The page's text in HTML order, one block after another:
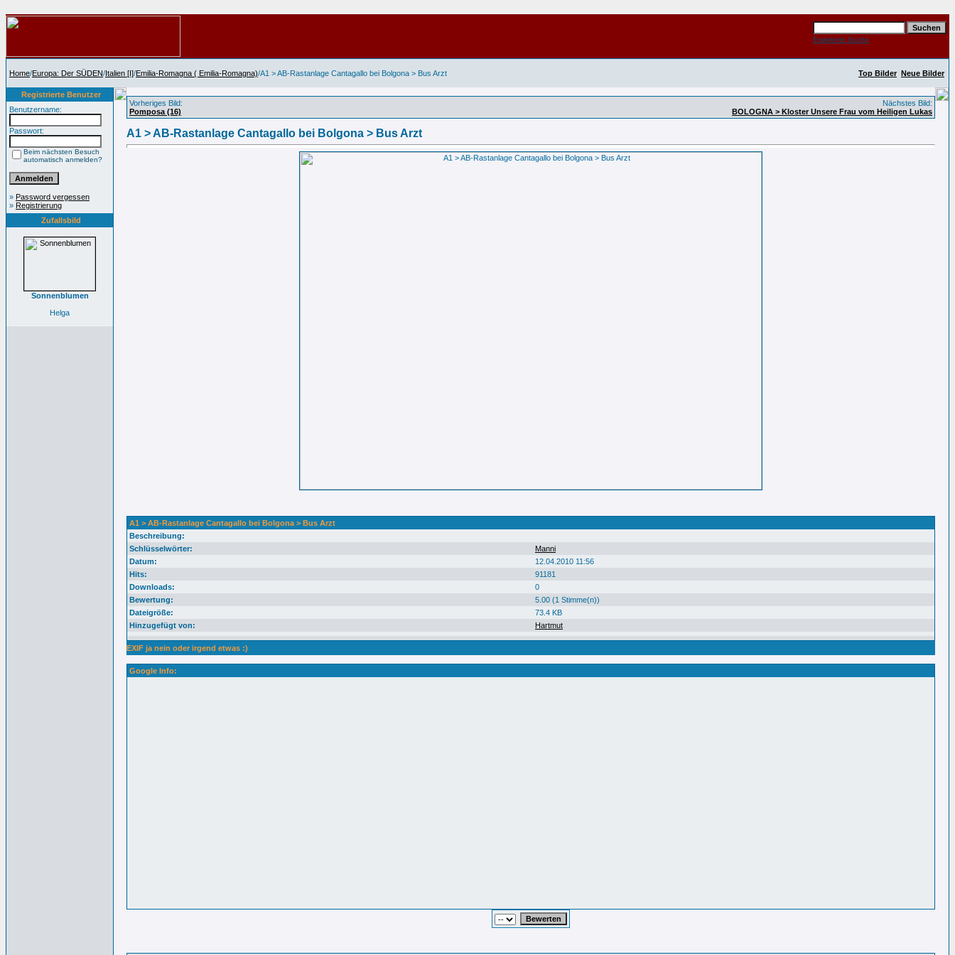
Erweiterte Suche
Home/Europa: Der SÜDEN/Italien [I]/Emilia-Romagna ( Emilia-Romagna)/A1 > AB-Rastanlage Cantagallo bei Bolgona > Bus Arzt Top Bilder Neue Bilder
Registrierte Benutzer
Benutzername:
Passwort:
Beim nächsten Besuch
automatisch anmelden?
» Password vergessen
» Registrierung
Zufallsbild
Sonnenblumen
Helga
Vorheriges Bild:
Pomposa (16)
Nächstes Bild:
BOLOGNA > Kloster Unsere Frau vom Heiligen Lukas
A1 > AB-Rastanlage Cantagallo bei Bolgona > Bus Arzt
A1 > AB-Rastanlage Cantagallo bei Bolgona > Bus Arzt
Beschreibung:
Schlüsselwörter:
Manni
Datum:
12.04.2010 11:56
Hits:
91181
Downloads:
0
Bewertung:
5.00 (1 Stimme(n))
Dateigröße:
73.4 KB
Hinzugefügt von:
Hartmut
EXIF ja nein oder irgend etwas :)
Google Info: